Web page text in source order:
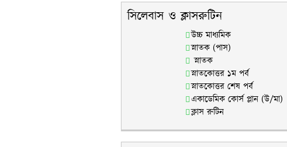
সিলেবাস ও ক্লাসরুটিন
উচ্চ মাধ্যমিক
স্নাতক (পাস)
স্নাতক
স্নাতকোত্তর ১ম পর্ব
স্নাতকোত্তর শেষ পর্ব
একাডেমিক কোর্স প্লান (উ/মা)
ক্লাস রুটিন